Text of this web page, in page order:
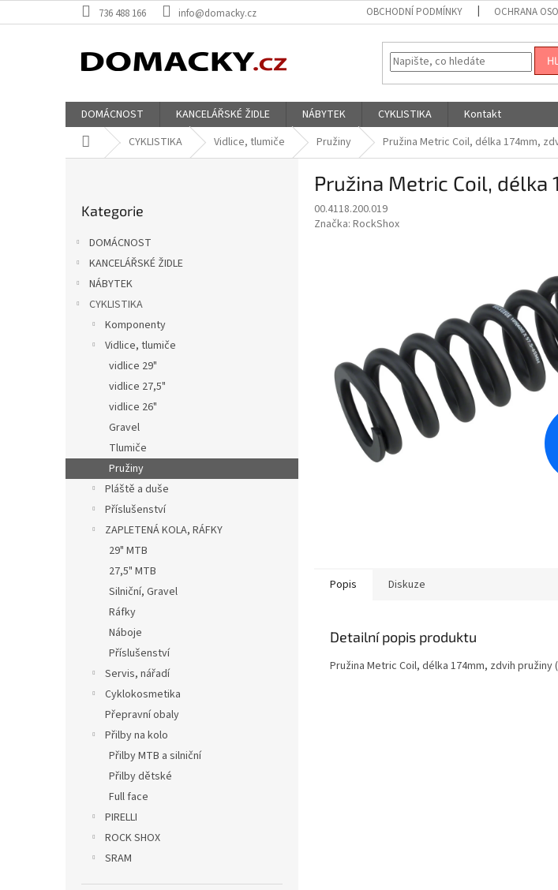
na
736 488 166 info@domacky.cz OBCHODNÍ PODMÍNKY OCHRANA
DOMÁCNOST KANCELÁŘSKÉ ŽIDLE NÁBYTEK CYKLISTIKA
Kontakt
Domů CYKLISTIKA Vidlice, tlumiče Pružiny Pružina Metric Coil, délka 174mm,
kategorie
Kategorie
DOMÁCNOST
KANCELÁŘSKÉ ŽIDLE
NÁBYTEK
CYKLISTIKA
Komponenty
Vidlice, tlumiče
vidlice 29"
vidlice 27,5"
vidlice 26"
Gravel
Tlumiče
Pružiny
Pláště a duše
Příslušenství
ZAPLETENÁ KOLA, RÁFKY
29" MTB
27,5" MTB
Silniční, Gravel
Ráfky
Náboje
Příslušenství
Servis, nářadí
Cyklokosmetika
Přepravní obaly
Přilby na kolo
Přilby MTB a silniční
Přilby dětské
Full face
PIRELLI
ROCK SHOX
SRAM
Pružina Metric Coil, délka
00.4118.200.019
Značka: RockShox
Popis Diskuze
Detailní popis produktu
Pružina Metric Coil, délka 174mm, zdvih pružiny